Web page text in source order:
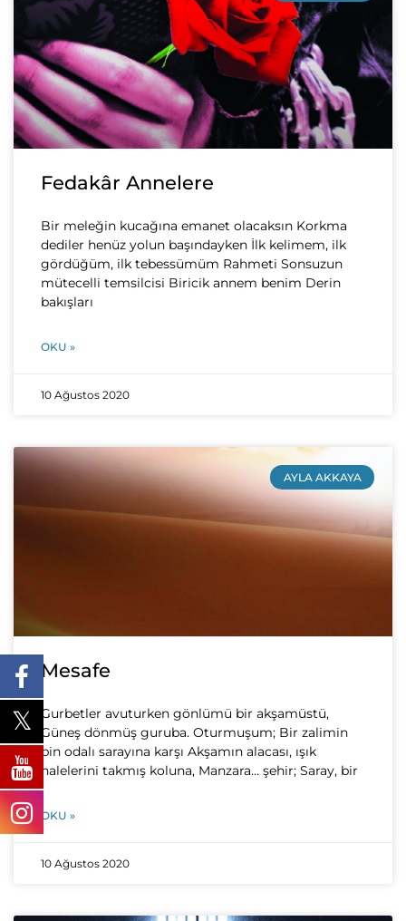
Fedakâr Annelere
Bir meleğin kucağına emanet olacaksın Korkma
dediler henüz yolun başındayken İlk kelimem, ilk
gördüğüm, ilk tebessümüm Rahmeti Sonsuzun
mütecelli temsilcisi Biricik annem benim Derin
bakışları
OKU »
10 Ağustos 2020
AYLA AKKAYA
Mesafe
Gurbetler avuturken gönlümü bir akşamüstü,
Güneş dönmüş guruba. Oturmuşum; Bir zalimin
bin odalı sarayına karşı Akşamın alacası, ışık
halelerini takmış koluna, Manzara… şehir; Saray, bir
OKU »
10 Ağustos 2020